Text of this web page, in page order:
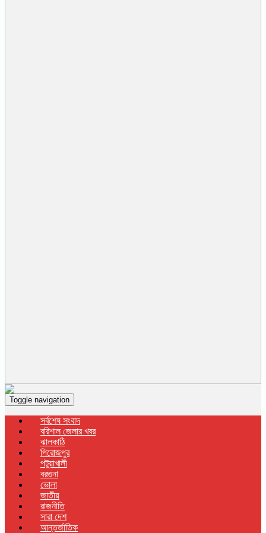
Toggle navigation
সর্বশেষ সংবাদ
বরিশাল জেলার খবর
ঝালকাঠি
পিরোজপুর
পটুয়াখালী
বরগুনা
ভোলা
জাতীয়
রাজনীতি
সারা দেশ
আন্তর্জাতিক